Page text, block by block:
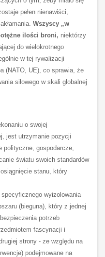
pełen nienawiści,
Wszyscy „w
ilości broni, niektórzy
do wielokrotnego
w tej rywalizacji
(NATO, UE), co sprawia, że
siłowego w skali globalnej
o swojej
jest utrzymanie pozycji
polityczne, gospodarcze,
światu swoich standardów
stanu, który
specyficznego wyizolowania
(bieguna), który z jednej
potrzeb
fascynacji i
strony - ze względu na
podejmowane na